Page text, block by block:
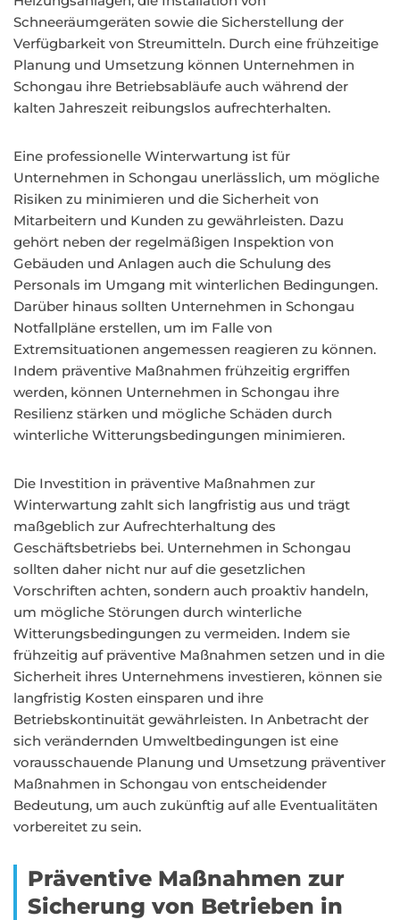
Schneeräumgeräten sowie die Sicherstellung der
Verfügbarkeit von Streumitteln. Durch eine frühzeitige
Planung und Umsetzung können Unternehmen in
Schongau ihre Betriebsabläufe auch während der
kalten Jahreszeit reibungslos aufrechterhalten.
Eine professionelle Winterwartung ist für
Unternehmen in Schongau unerlässlich, um mögliche
Risiken zu minimieren und die Sicherheit von
Mitarbeitern und Kunden zu gewährleisten. Dazu
gehört neben der regelmäßigen Inspektion von
Gebäuden und Anlagen auch die Schulung des
Personals im Umgang mit winterlichen Bedingungen.
Darüber hinaus sollten Unternehmen in Schongau
Notfallpläne erstellen, um im Falle von
Extremsituationen angemessen reagieren zu können.
Indem präventive Maßnahmen frühzeitig ergriffen
werden, können Unternehmen in Schongau ihre
Resilienz stärken und mögliche Schäden durch
winterliche Witterungsbedingungen minimieren.
Die Investition in präventive Maßnahmen zur
Winterwartung zahlt sich langfristig aus und trägt
maßgeblich zur Aufrechterhaltung des
Geschäftsbetriebs bei. Unternehmen in Schongau
sollten daher nicht nur auf die gesetzlichen
Vorschriften achten, sondern auch proaktiv handeln,
um mögliche Störungen durch winterliche
Witterungsbedingungen zu vermeiden. Indem sie
frühzeitig auf präventive Maßnahmen setzen und in die
Sicherheit ihres Unternehmens investieren, können sie
langfristig Kosten einsparen und ihre
Betriebskontinuität gewährleisten. In Anbetracht der
sich verändernden Umweltbedingungen ist eine
vorausschauende Planung und Umsetzung präventiver
Maßnahmen in Schongau von entscheidender
Bedeutung, um auch zukünftig auf alle Eventualitäten
vorbereitet zu sein.
Präventive Maßnahmen zur
Sicherung von Betrieben in